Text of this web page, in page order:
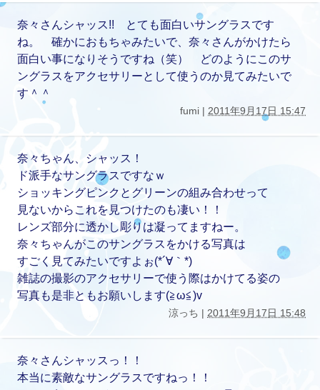
奈々さんシャッス!! とても面白いサングラスです
ね。 確かにおもちゃみたいで、奈々さんがかけたら
面白い事になりそうですね（笑） どのようにこのサ
ングラスをアクセサリーとして使うのか見てみたいで
す＾＾
fumi | 2011年9月17日 15:47
奈々ちゃん、シャッス！
ド派手なサングラスですなｗ
ショッキングピンクとグリーンの組み合わせって
見ないからこれを見つけたのも凄い！！
レンズ部分に透かし彫りは凝ってますねー。
奈々ちゃんがこのサングラスをかける写真は
すごく見てみたいですよぉ(*´∀｀*)
雑誌の撮影のアクセサリーで使う際はかけてる姿の
写真も是非ともお願いします(≧ω≦)v
涼っち | 2011年9月17日 15:48
奈々さんシャッスっ！！
本当に素敵なサングラスですねっ！！